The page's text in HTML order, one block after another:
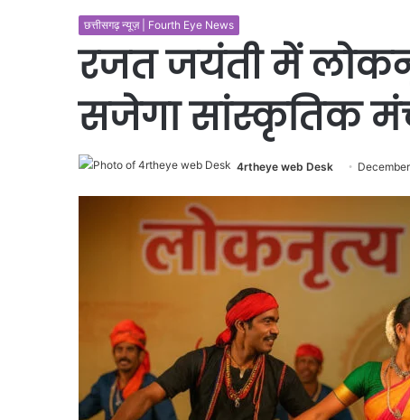
छत्तीसगढ़ न्यूज़ | Fourth Eye News
रजत जयंती में
सजेगा सांस्कृतिक
4rtheye web Desk